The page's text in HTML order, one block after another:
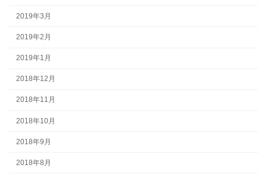
2019年3月
2019年2月
2019年1月
2018年12月
2018年11月
2018年10月
2018年9月
2018年8月